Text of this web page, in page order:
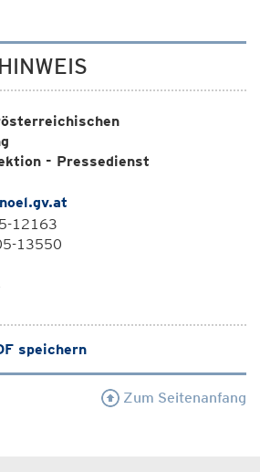
- Pressedienst
12163
13550
speichern
Zum Seitenanfang